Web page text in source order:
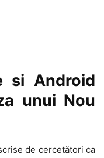
si Android
unui Nou
de cercetători ca